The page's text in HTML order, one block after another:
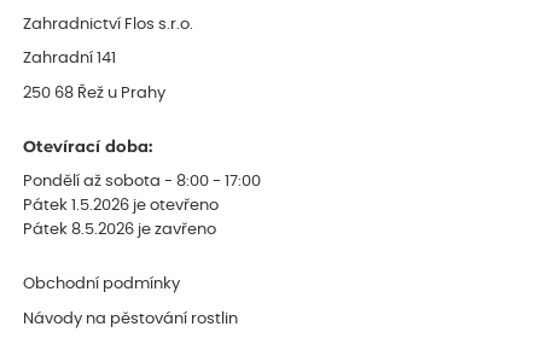
Zahradnictví Flos s.r.o.
Zahradní 141
250 68 Řež u Prahy
Otevírací doba:
Pondělí až sobota - 8:00 - 17:00
Pátek 1.5.2026 je otevřeno
Pátek 8.5.2026 je zavřeno
Obchodní podmínky
Návody na pěstování rostlin